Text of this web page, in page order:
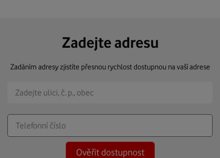
Zadejte adresu
Zadáním adresy zjistíte přesnou rychlost dostupnou na vaší adrese
Ověřit dostupnost